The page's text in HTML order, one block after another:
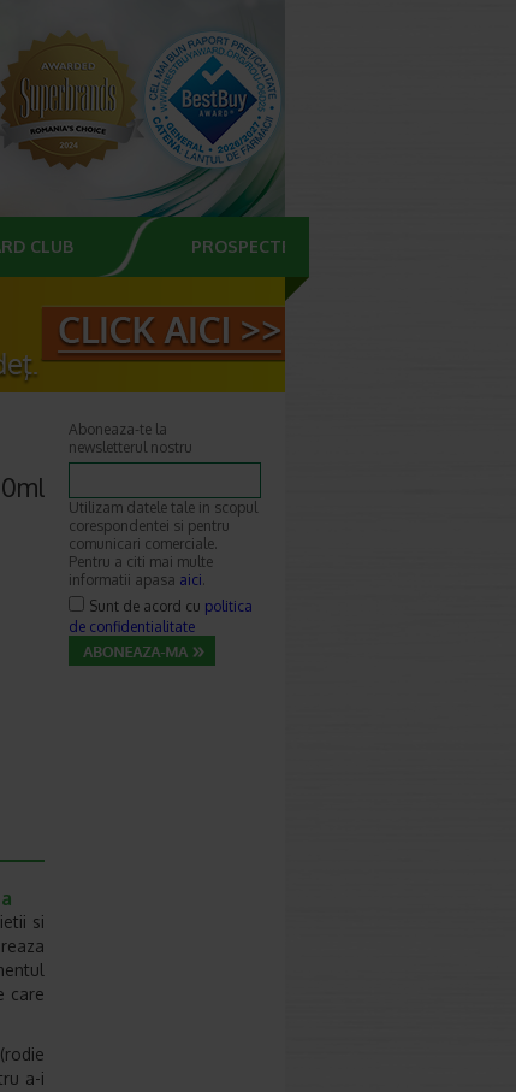
CLUB PROSPECTE
si
care
a-i
Aboneaza-te la
newsletterul nostru
Utilizam datele tale in scopul
corespondentei si pentru
comunicari comerciale.
Pentru a citi mai multe
informatii apasa aici.
Sunt de acord cu politica
de confidentialitate